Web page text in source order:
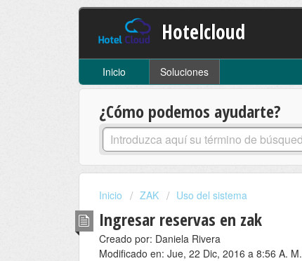
Hotelcloud
Inicio Soluciones
¿Cómo podemos ayudarte?
Inicio ZAK Uso del sistema
Ingresar reservas en zak
Creado por: Daniela Rivera
Modificado en: Jue, 22 Dic, 2016 a 8:56 A. M.